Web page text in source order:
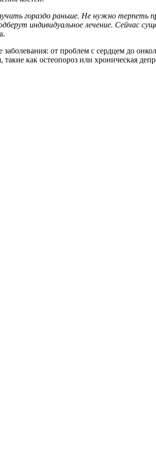
гораздо раньше. Не нужно терпеть
индивидуальное лечение. Сейчас
от проблем с сердцем до
как остеопороз или хроническая